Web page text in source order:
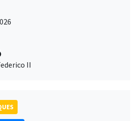
II